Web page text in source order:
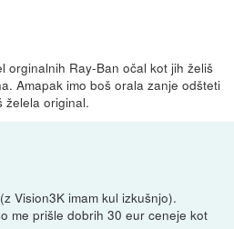
orginalnih Ray-Ban očal kot jih želiš
Amapak imo boš orala zanje odšteti
želela original.
Vision3K imam kul izkušnjo).
me prišle dobrih 30 eur ceneje kot